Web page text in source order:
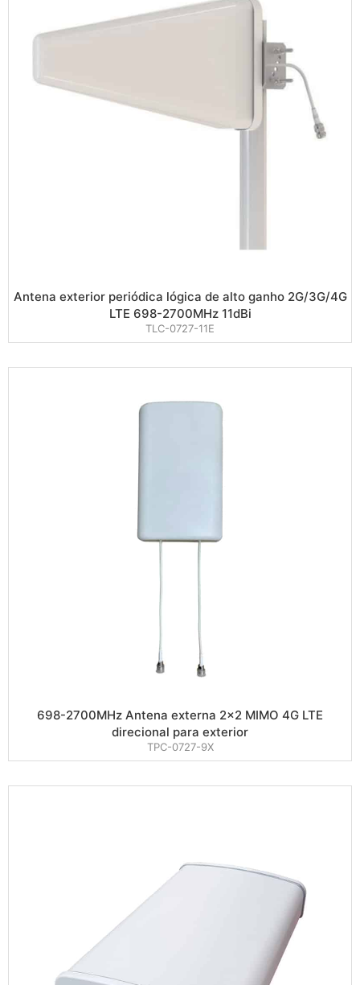
Antena exterior periódica lógica de alto ganho 2G/3G/4G
LTE 698-2700MHz 11dBi
TLC-0727-11E
698-2700MHz Antena externa 2×2 MIMO 4G LTE
direcional para exterior
TPC-0727-9X